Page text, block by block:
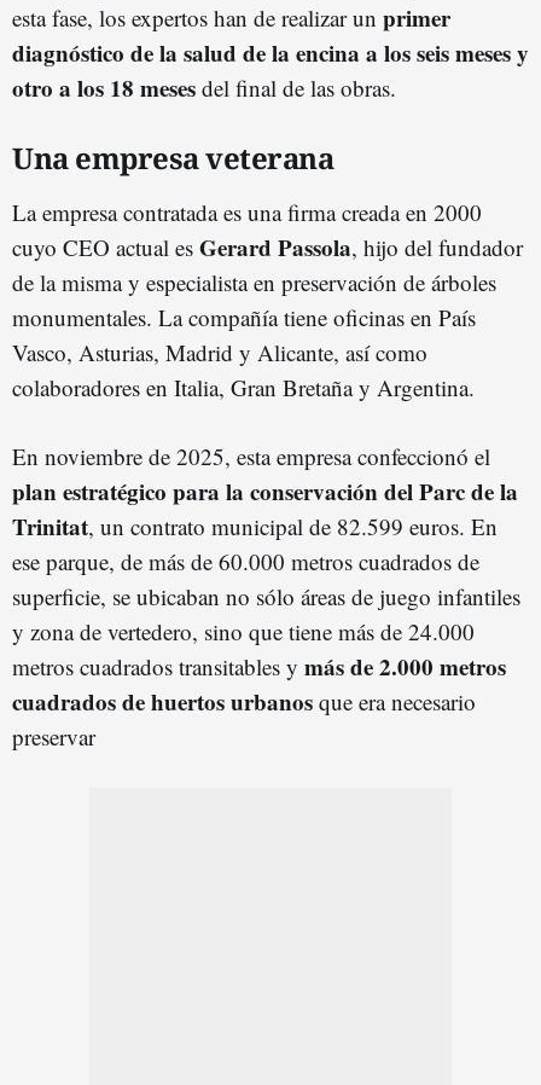
esta fase, los expertos han de realizar un primer
diagnóstico de la salud de la encina a losseis meses y
otro a los 18 meses del final de las obras.
Una empresa veterana
La empresa contratada es una firma creada en 2000
cuyo CEO actual es Gerard Passola, hijo del fundador
de la misma y especialista en preservación de árboles
monumentales. La compañía tiene oficinas en País
Vasco, Asturias, Madrid y Alicante, así como
colaboradores en Italia, Gran Bretaña y Argentina.
En noviembre de 2025, esta empresa confeccionó el
planestratégico para la conservación del Parc de la
Trinitat, un contrato municipal de 82.599 euros. En
ese parque, de más de 60.000 metros cuadrados de
superficie, se ubicaban no sólo áreas de juego infantiles
y zona de vertedero, sino que tiene más de 24.000
metros cuadrados transitables y más de 2.000 metros
cuadrados de huertos urbanos que era necesario
preservar